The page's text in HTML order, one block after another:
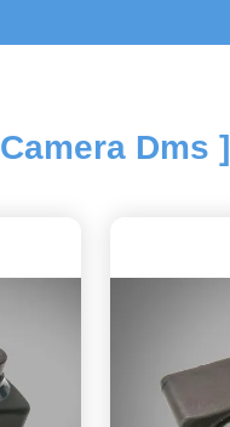
Dms ]